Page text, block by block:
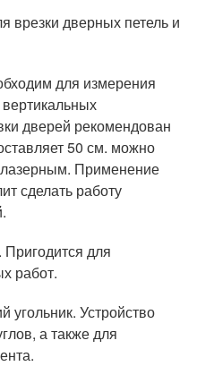
врезки дверных петель и
для измерения
дверей рекомендован
50 см. можно
лазерным. Применение
сделать работу
для
работ.
угольник. Устройство
а также для